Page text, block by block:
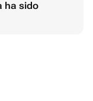
ha sido